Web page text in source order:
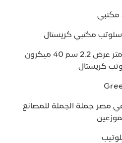
مكتبي
مكتبي كريستال
سلوتب كريستال مكتبي 50 متر عرض 2.2 سم 40 ميكرون
كريستال
مصر جملة الجملة للمصانع